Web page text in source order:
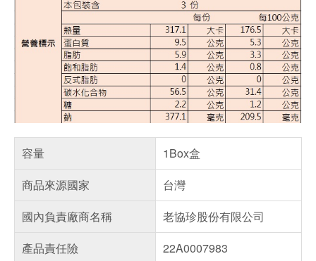
容量
1Box盒
商品來源國家
台灣
國內負責廠商名稱
老協珍股份有限公司
產品責任險
22A0007983